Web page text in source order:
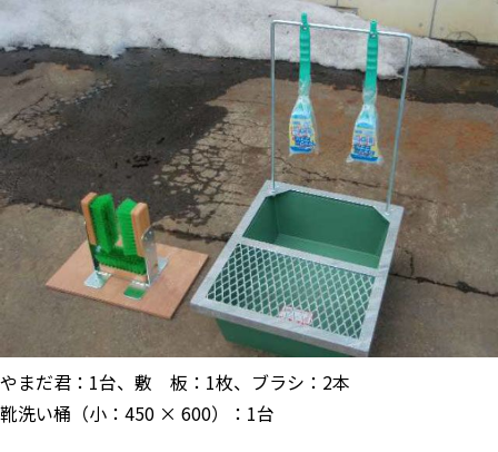
やまだ君：1台、敷 板：1枚、ブラシ：2本
靴洗い桶（小：450 × 600）：1台